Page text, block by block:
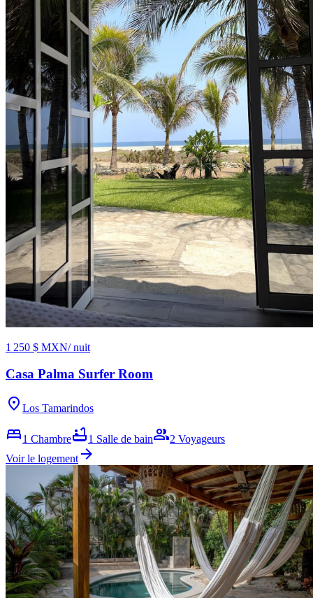
1 250 $ MXN/ nuit
Casa Palma Surfer Room
location_on Los Tamarindos
bed1 Chambrebathtub1 Salle de baingroup2 Voyageurs
Voir le logement arrow_forward